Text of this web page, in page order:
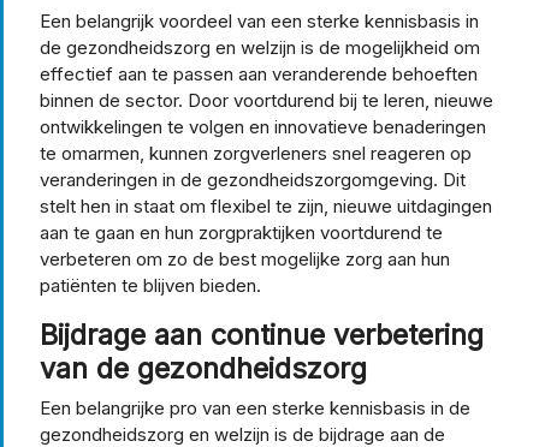
Een belangrijk voordeel van een sterke kennisbasis in
de gezondheidszorg en welzijn is de mogelijkheid om
effectief aan te passen aan veranderende behoeften
binnen de sector. Door voortdurend bij te leren, nieuwe
ontwikkelingen te volgen en innovatieve benaderingen
te omarmen, kunnen zorgverleners snel reageren op
veranderingen in de gezondheidszorgomgeving. Dit
stelt hen in staat om flexibel te zijn, nieuwe uitdagingen
aan te gaan en hun zorgpraktijken voortdurend te
verbeteren om zo de best mogelijke zorg aan hun
patiënten te blijven bieden.
Bijdrage aan continue verbetering
van de gezondheidszorg
Een belangrijke pro van een sterke kennisbasis in de
gezondheidszorg en welzijn is de bijdrage aan de